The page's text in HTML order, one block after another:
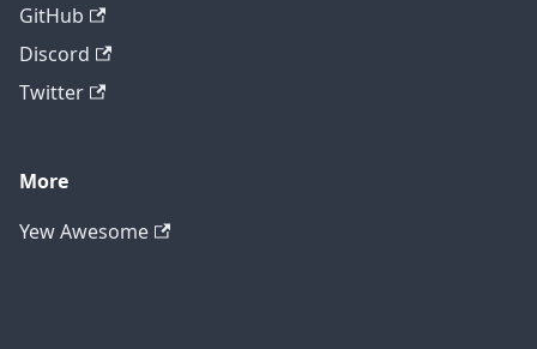
GitHub
Discord
Twitter
More
Yew Awesome